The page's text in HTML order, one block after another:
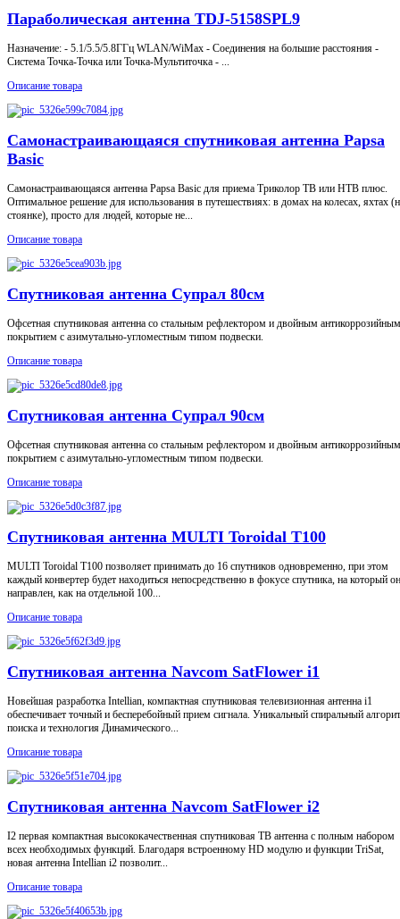
Параболическая антенна TDJ-5158SPL9
Назначение: - 5.1/5.5/5.8ГГц WLAN/WiMax - Соединения на большие расстояния -
Система Точка-Точка или Точка-Мультиточка - ...
Описание товара
Самонастраивающаяся спутниковая антенна Papsa
Basic
Самонастраивающаяся антенна Papsa Basic для приема Триколор ТВ или НТВ плюс.
Оптимальное решение для использования в путешествиях: в домах на колесах, яхтах
стоянке), просто для людей, которые не...
Описание товара
Спутниковая антенна Супрал 80см
Офсетная спутниковая антенна со стальным рефлектором и двойным антикоррозийным
покрытием с азимутально-угломестным типом подвески.
Описание товара
Спутниковая антенна Супрал 90см
Офсетная спутниковая антенна со стальным рефлектором и двойным антикоррозийным
покрытием с азимутально-угломестным типом подвески.
Описание товара
Спутниковая антенна MULTI Toroidal T100
MULTI Toroidal T100 позволяет принимать до 16 спутников одновременно, при этом
каждый конвертер будет находиться непосредственно в фокусе спутника, на который он
направлен, как на отдельной 100...
Описание товара
Спутниковая антенна Navcom SatFlower i1
Новейшая разработка Intellian, компактная спутниковая телевизионная антенна i1
обеспечивает точный и бесперебойный прием сигнала. Уникальный спиральный
поиска и технология Динамического...
Описание товара
Спутниковая антенна Navcom SatFlower i2
I2 первая компактная высококачественная спутниковая ТВ антенна с полным набором
всех необходимых функций. Благодаря встроенному HD модулю и функции TriSat,
новая антенна Intellian i2 позволит...
Описание товара